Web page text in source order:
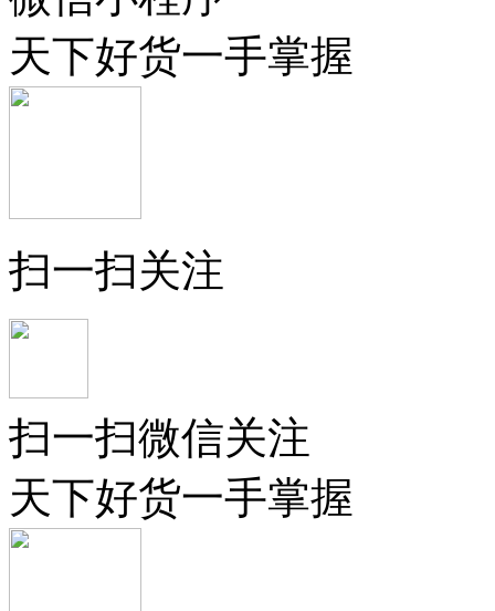
天下好货一手掌握
扫一扫关注
扫一扫微信关注
天下好货一手掌握